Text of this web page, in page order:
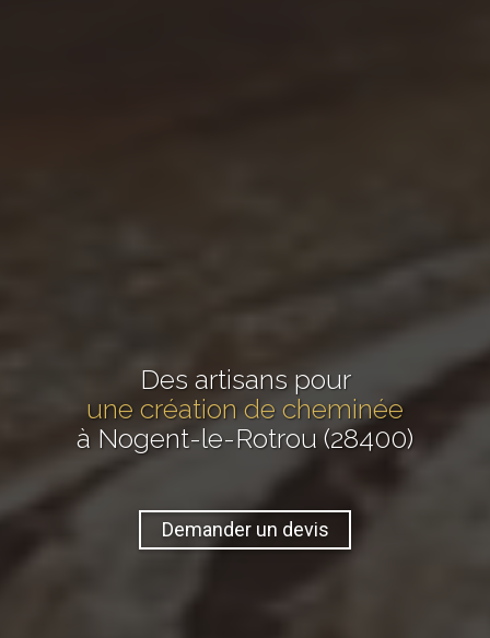
Des artisans pour
une création de cheminée
à Nogent-le-Rotrou (28400)
Demander un devis